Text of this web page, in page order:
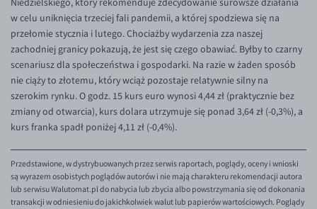
Niedzielskiego, który rekomenduje zdecydowanie surowsze działania
w celu uniknięcia trzeciej fali pandemii, a której spodziewa się na
przełomie stycznia i lutego. Chociażby wydarzenia zza naszej
zachodniej granicy pokazują, że jest się czego obawiać. Byłby to czarny
scenariusz dla społeczeństwa i gospodarki. Na razie w żaden sposób
nie ciąży to złotemu, który wciąż pozostaje relatywnie silny na
szerokim rynku. O godz. 15 kurs euro wynosi 4,44 zł (praktycznie bez
zmiany od otwarcia), kurs dolara utrzymuje się ponad 3,64 zł (-0,3%), a
kurs franka spadł poniżej 4,11 zł (-0,4%).
Przedstawione, w dystrybuowanych przez serwis raportach, poglądy, oceny i wnioski
są wyrazem osobistych poglądów autorów i nie mają charakteru rekomendacji autora
lub serwisu Walutomat.pl do nabycia lub zbycia albo powstrzymania się od dokonania
transakcji w odniesieniu do jakichkolwiek walut lub papierów wartościowych. Poglądy